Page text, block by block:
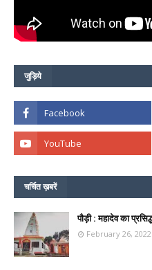
जुड़िये
चर्चित ख़बरें
पौड़ी : महादेव का
February 26, 2022